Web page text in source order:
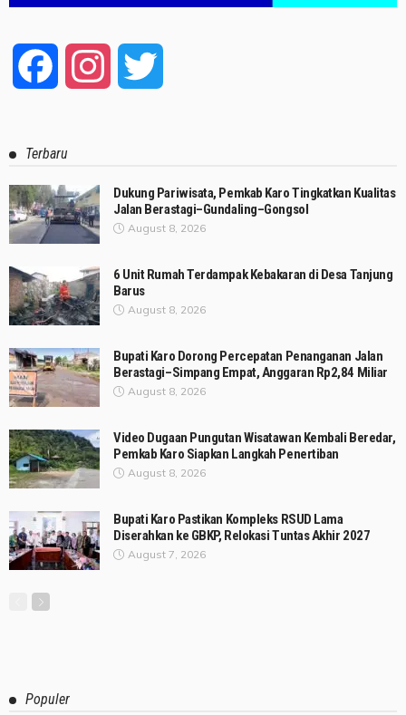
Facebook Instagram
Terbaru
Dukung Pariwisata, Pemkab Karo Tingkatkan Kualitas
Jalan Berastagi–Gundaling–Gongsol
August 8, 2026
6 Unit Rumah Terdampak Kebakaran di Desa Tanjung
Barus
August 8, 2026
Bupati Karo Dorong Percepatan Penanganan Jalan
Berastagi–Simpang Empat, Anggaran Rp2,84 Miliar
August 8, 2026
Video Dugaan Pungutan Wisatawan Kembali Beredar,
Pemkab Karo Siapkan Langkah Penertiban
August 8, 2026
Bupati Karo Pastikan Kompleks RSUD Lama
Diserahkan ke GBKP, Relokasi Tuntas Akhir 2027
August 7, 2026
Populer